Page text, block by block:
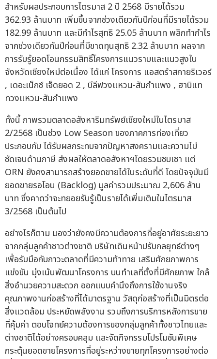
สำหรับผลประกอบการไตรมาส 2 ปี 2568 มีรายได้รวม
362.93 ล้านบาท เพิ่มขึ้นจากช่วงเดียวกันปีก่อนที่มีรายได้รวม
182.99 ล้านบาท และมีกำไรสุทธิ 25.05 ล้านบาท พลิกทำกำไร
จากช่วงเดียวกันปีก่อนที่มีขาดทุนสุทธิ 2.32 ล้านบาท ผลจาก
การรับรู้ยอดโอนกรรมสิทธิ์โครงการแนวราบและแนวสูงใน
จังหวัดเชียงใหม่ต่อเนื่อง ได้แก่ โครงการ แอสตร้าสกายริเวอร์
, เดอะเน็กซ์ เจ็ดยอด 2 , บีลีฟวงแหวน-สันกำแพง , ฮาบิแท
ทวงแหวน-สันกำแพง
ทั้งนี้ ภาพรวมตลาดอสังหาริมทรัพย์เชียงใหม่ในไตรมาส
2/2568 เป็นช่วง Low Season ของภาคการท่องเที่ยว
ประกอบกับ ได้รับผลกระทบจากปัญหาสงครามและความไม่
ชัดเจนด้านภาษี ส่งผลให้ตลาดอสังหาฯโดยรวมซบเซา แต่
ORN ยังคงสามารถสร้างยอดขายได้ในระดับที่ดี โดยปัจจุบันมี
ยอดขายรอโอน (Backlog) มูลค่ารวมประมาณ 2,606 ล้าน
บาท ซึ่งคาดว่าจะทยอยรับรู้เป็นรายได้เพิ่มเติมในไตรมาส
3/2568 เป็นต้นไป
อย่างไรก็ตาม มองว่ายังคงมีความต้องการที่อยู่อาศัยระยะยาว
จากกลุ่มลูกค้าชาวต่างชาติ บริษัทเดินหน้าปรับกลยุทธ์ต่างๆ
เพื่อรับมือกับภาวะตลาดที่มีความท้าทาย เสริมศักยภาพการ
แข่งขัน มุ่งเน้นพัฒนาโครงการ บนทำเลที่ตั้งที่มีศักยภาพ ใกล้
สิ่งอำนวยความสะดวก ออกแบบคำนึงถึงการใช้งานจริง
คุณภาพงานก่อสร้างที่ได้มาตรฐาน วัสดุก่อสร้างที่เป็นมิตรต่อ
สิ่งแวดล้อม ประหยัดพลังงาน รวมถึงการบริการหลังการขาย
ที่คุ้มค่า ตอบโจทย์ความต้องการของกลุ่มลูกค้าทั้งชาวไทยและ
ต่างชาติได้อย่างครอบคลุม และจัดกิจกรรมโปรโมชันพิเศษ
กระตุ้นยอดขายโครงการที่อยู่ระหว่างขายทุกโครงการอย่างต่อ